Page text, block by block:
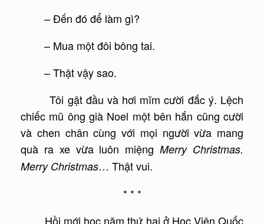
– Đến đó để làm gì?
– Mua một đôi bông tai.
– Thật vậy sao.
Tôi gật đầu và hơi mĩm cười đắc ý. Lệch
chiếc mũ ông già Noel một bên hắn cũng cười
và chen chân cùng với mọi người vừa mang
quà ra xe vừa luôn miệngMerry Christmas.
Merry Christmas… Thật vui.
* * *
Hồi mới học năm thứ hai ở Học Viện Quốc